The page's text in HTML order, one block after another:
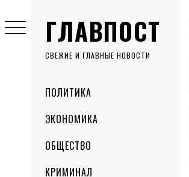
ГЛАВПОСТ
СВЕЖИЕ И ГЛАВНЫЕ НОВОСТИ
MenuПОЛИТИКА
ЭКОНОМИКА
ОБЩЕСТВО
КРИМИНАЛ
to
content